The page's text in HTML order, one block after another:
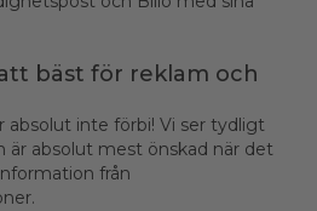
bäst för reklam och
absolut inte förbi! Vi ser tydligt
är absolut mest önskad när det
från